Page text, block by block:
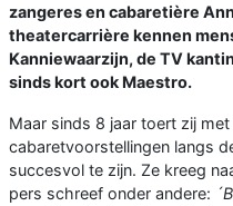
zangeres en cabaretière
theatercarrière kennen
Kanniewaarzijn, de TV
sinds kort ook Maestro.
Maar sinds 8 jaar toert zij
cabaretvoorstellingen langs
succesvol te zijn. Ze kreeg
pers schreef onder andere: